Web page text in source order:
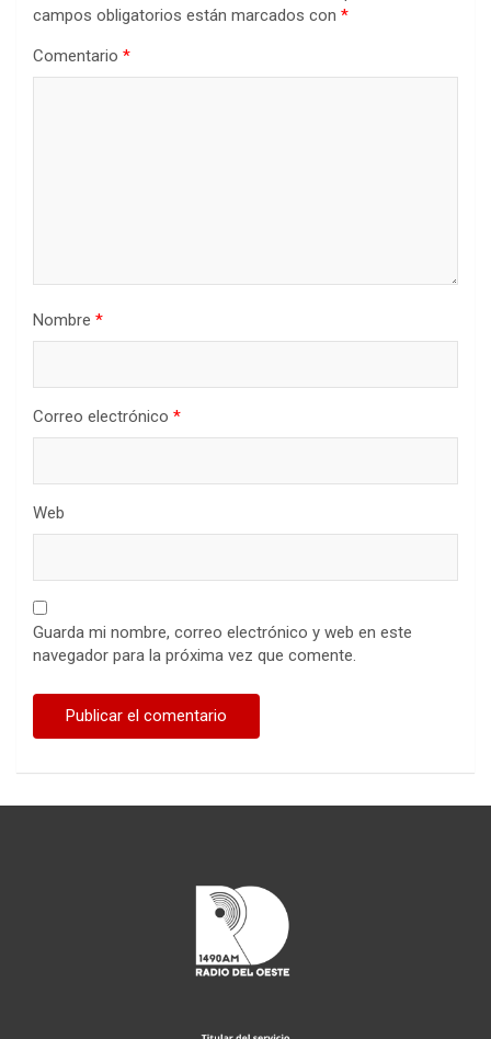
campos obligatorios están marcados con *
Comentario *
Nombre *
Correo electrónico *
Web
Guarda mi nombre, correo electrónico y web en este
navegador para la próxima vez que comente.